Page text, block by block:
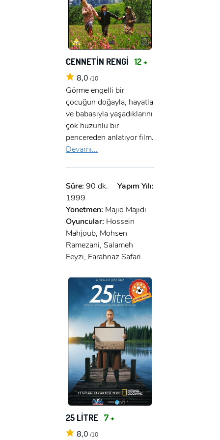
CENNETİN RENGİ 12 +
8,0 /10
Görme engelli bir
çocuğun doğayla, hayatla
ve babasıyla yaşadıklarını
çok hüzünlü bir
pencereden anlatıyor film.
Devamı...
Süre: 90 dk.
Yapım Yılı:
1999
Yönetmen: Majid Majidi
Oyuncular: Hossein
Mahjoub, Mohsen
Ramezani, Salameh
Feyzi, Farahnaz Safari
25 LİTRE 7 +
8,0 /10